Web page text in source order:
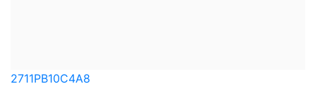
2711PB10C4A8